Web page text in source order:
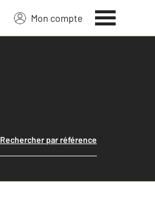
Mon compte
Rechercher par référence